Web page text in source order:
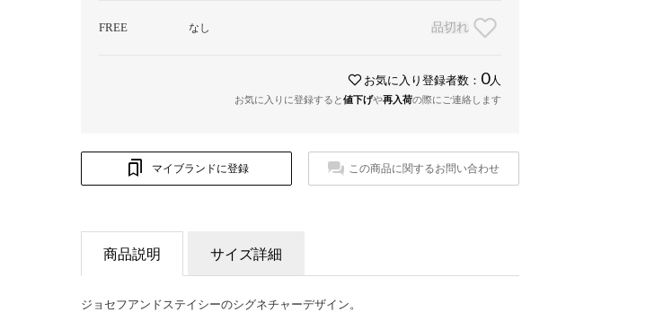
FREE なし 品切れ
お気に入り登録者数： 0人
お気に入りに登録すると値下げや再入荷の際にご連絡します
マイブランドに登録 この商品に関するお問い合わせ
商品説明 サイズ詳細
ジョセフアンドステイシーのシグネチャーデザイン。